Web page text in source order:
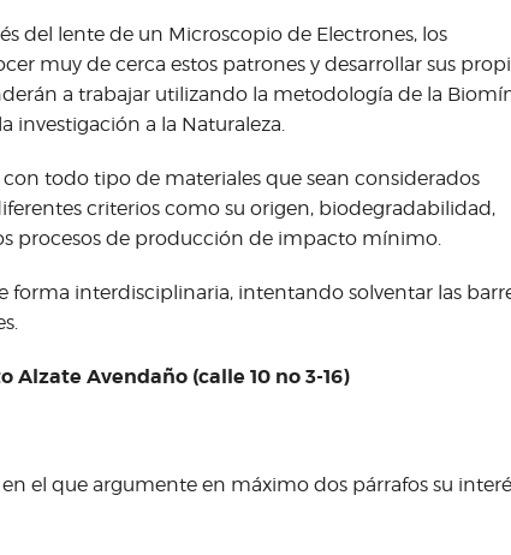
del lente de un Microscopio de Electrones, los
muy de cerca estos patrones y desarrollar sus
a trabajar utilizando la metodología de la
investigación a la Naturaleza.
todo tipo de materiales que sean considerados
criterios como su origen, biodegradabilidad,
procesos de producción de impacto mínimo.
forma interdisciplinaria, intentando solventar las
Alzate Avendaño (calle 10 no 3-16)
el que argumente en máximo dos párrafos su